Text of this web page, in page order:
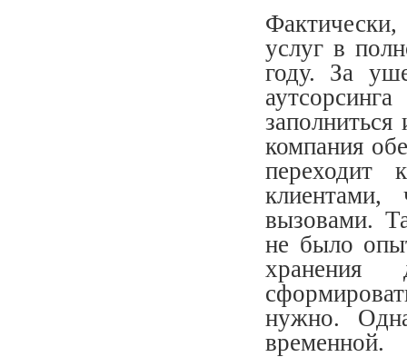
услуг в
году. За
компания
переходит
вызовами.
не было
хранения
нужно.
временной.